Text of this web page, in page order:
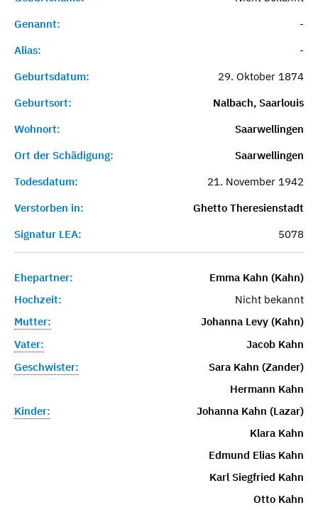
Genannt:
-
Alias:
-
Geburtsdatum:
29. Oktober 1874
Geburtsort:
Nalbach, Saarlouis
Wohnort:
Saarwellingen
Ort der Schädigung:
Saarwellingen
Todesdatum:
21. November 1942
Verstorben in:
Ghetto Theresienstadt
Signatur LEA:
5078
Ehepartner:
Emma Kahn (Kahn)
Hochzeit:
Nicht bekannt
Mutter:
Johanna Levy (Kahn)
Vater:
Jacob Kahn
Geschwister:
Sara Kahn (Zander)
Hermann Kahn
Kinder:
Johanna Kahn (Lazar)
Klara Kahn
Edmund Elias Kahn
Karl Siegfried Kahn
Otto Kahn